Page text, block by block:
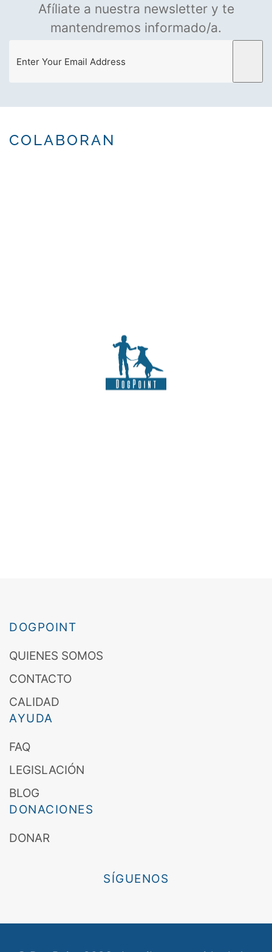
Afíliate a nuestra newsletter y te
mantendremos informado/a.
COLABORAN
DOGPOINT
QUIENES SOMOS
CONTACTO
CALIDAD
AYUDA
FAQ
LEGISLACIÓN
BLOG
DONACIONES
DONAR
SÍGUENOS